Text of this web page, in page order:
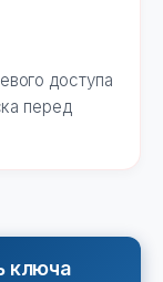
доступа
перед
ключа